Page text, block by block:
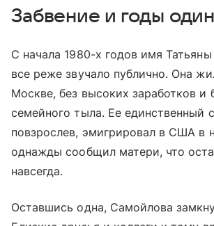
Забвение и годы
С начала 1980-х годов имя
все реже звучало публично. Она
Москве, без высоких заработков и
семейного тыла. Ее единственный
повзрослев, эмигрировал в США в
однажды сообщил матери, что
навсегда.
Оставшись одна, Самойлова